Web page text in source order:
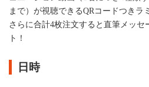
まで）が視聴できるQRコードつきラ
さらに合計4枚注文すると直筆メッセ
ト！
日時